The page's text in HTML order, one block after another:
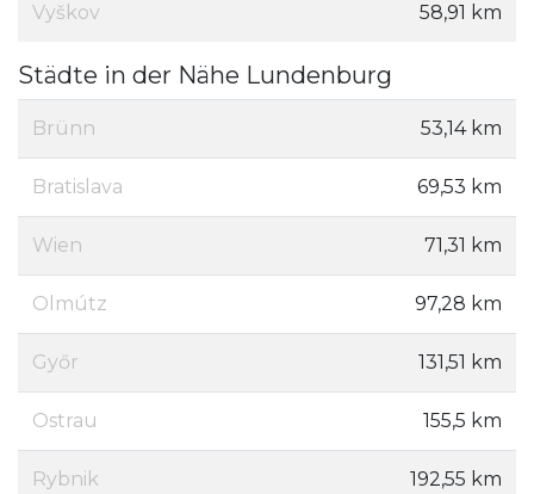
Vyškov 58,91 km
Städte in der Nähe Lundenburg
Brünn 53,14 km
Bratislava 69,53 km
Wien 71,31 km
Olmútz 97,28 km
Győr 131,51 km
Ostrau 155,5 km
Rybnik 192,55 km